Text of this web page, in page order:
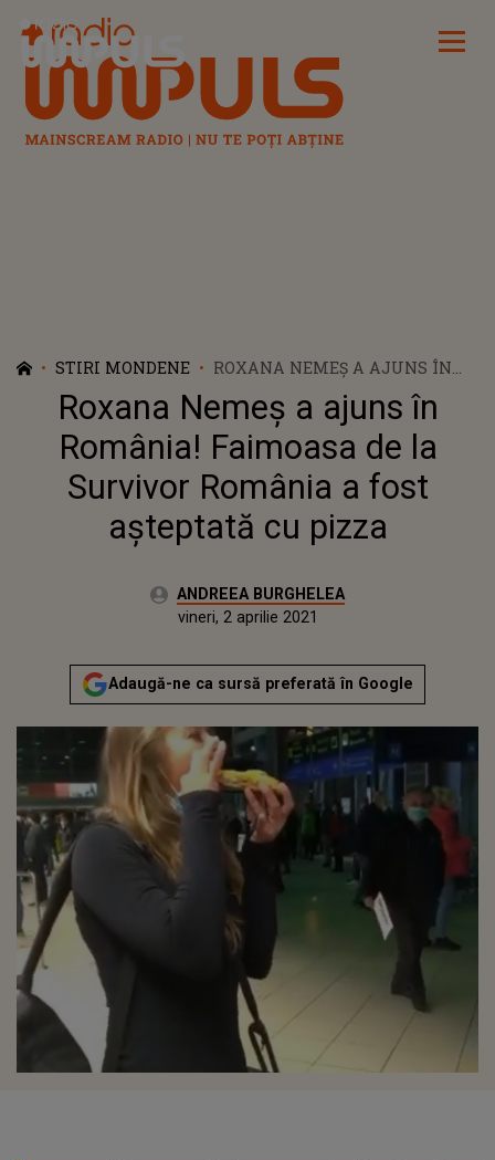
Radio Impuls
STIRI MONDENE
ROXANA NEMEȘ A AJUNS ÎN
ROMÂNIA! FAIMOASA DE LA
SURVIVOR ROMÂNIA A FOST
AȘTEPTATĂ CU PIZZA
Roxana Nemeș a ajuns în
România! Faimoasa de la
Survivor România a fost
așteptată cu pizza
Autor:ANDREEA BURGHELEA
Actualizat:
vineri, 2 aprilie 2021
Adaugă-ne ca sursă preferată în Google